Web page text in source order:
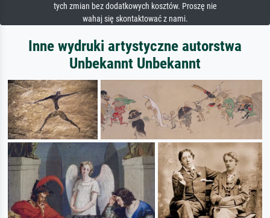
tych zmian bez dodatkowych kosztów. Proszę nie
wahaj się skontaktować z nami.
Inne wydruki artystyczne autorstwa
Unbekannt Unbekannt